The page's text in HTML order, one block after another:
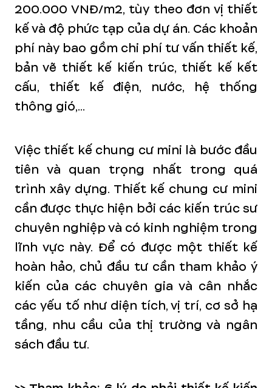
200.000 VNĐ/m2, tùy theo đơn vị thiết
kế và độ phức tạp của dự án. Các khoản
phí này bao gồm chi phí tư vấn thiết kế,
bản vẽ thiết kế kiến trúc, thiết kế kết
cấu, thiết kế điện, nước, hệ thống
thông gió,...
Việc thiết kế chung cư mini là bước đầu
tiên và quan trọng nhất trong quá
trình xây dựng. Thiết kế chung cư mini
cần được thực hiện bởi các kiến trúc sư
chuyên nghiệp và có kinh nghiệm trong
lĩnh vực này. Để có được một thiết kế
hoàn hảo, chủ đầu tư cần tham khảo ý
kiến của các chuyên gia và cân nhắc
các yếu tố như diện tích, vị trí, cơ sở hạ
tầng, nhu cầu của thị trường và ngân
sách đầu tư.